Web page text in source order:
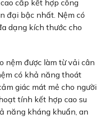
cấp kết hợp công
đại bậc nhất. Nệm có
dạng kích thước cho
nệm được làm từ vải cân
có khả năng thoát
giác mát mẻ cho người
tính kết hợp cao su
năng kháng khuẩn, an